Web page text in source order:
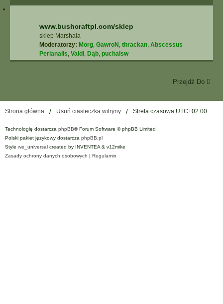
www.bushcraftpl.com/sklep
sklep Marshala
Moderatorzy: Morg, GawroN , thrackan, Abscessus
Perianalis, Valdi, Dąb, puchalsw
Przejdź Do
Strona główna Usuń ciasteczka witryny Strefa czasowa UTC+02:00
Technologię dostarcza phpBB® Forum Software © phpBB Limited
Polski pakiet językowy dostarcza phpBB.pl
Style we_universal created by INVENTEA & v12mike
Zasady ochrony danych osobowych | Regulamin